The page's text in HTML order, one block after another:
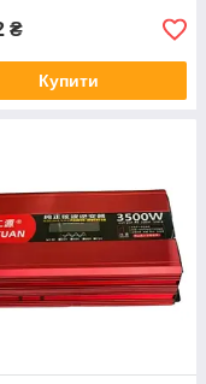
₴
Купити